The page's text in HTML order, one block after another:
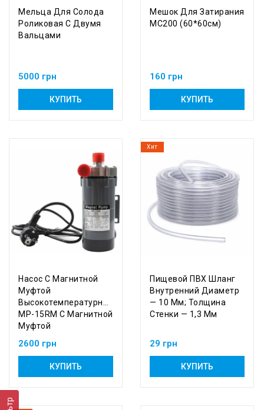
Мельца Для Солода
Роликовая С Двумя
Вальцами
5000 грн
КУПИТЬ
Мешок Для Затирания
МС200 (60*60см)
160 грн
КУПИТЬ
Насос С Магнитной
Муфтой
Высокотемпературный
MP-15RM С Магнитной
Муфтой
2600 грн
КУПИТЬ
Хит
Пищевой ПВХ Шланг
Внутренний Диаметр
— 10 Мм; Толщина
Стенки — 1,3 Мм
29 грн
КУПИТЬ